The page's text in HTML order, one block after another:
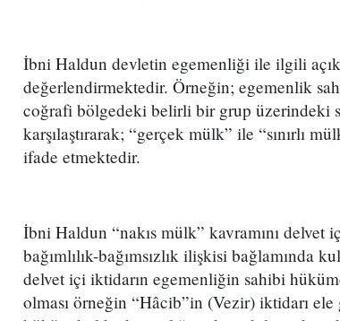
İbni Haldun devletin egemenliği ile ilgili
değerlendirmektedir. Örneğin; egemenlik
coğrafi bölgedeki belirli bir grup üzerindeki
karşılaştırarak; “gerçek mülk” ile “sınırlı
ifade etmektedir.
İbni Haldun “nakıs mülk” kavramını delvet
bağımlılık-bağımsızlık ilişkisi bağlamında
delvet içi iktidarın egemenliğin sahibi
olması örneğin “Hâcib”in (Vezir) iktidarı ele